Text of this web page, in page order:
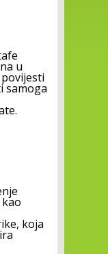
u
samoga
koja